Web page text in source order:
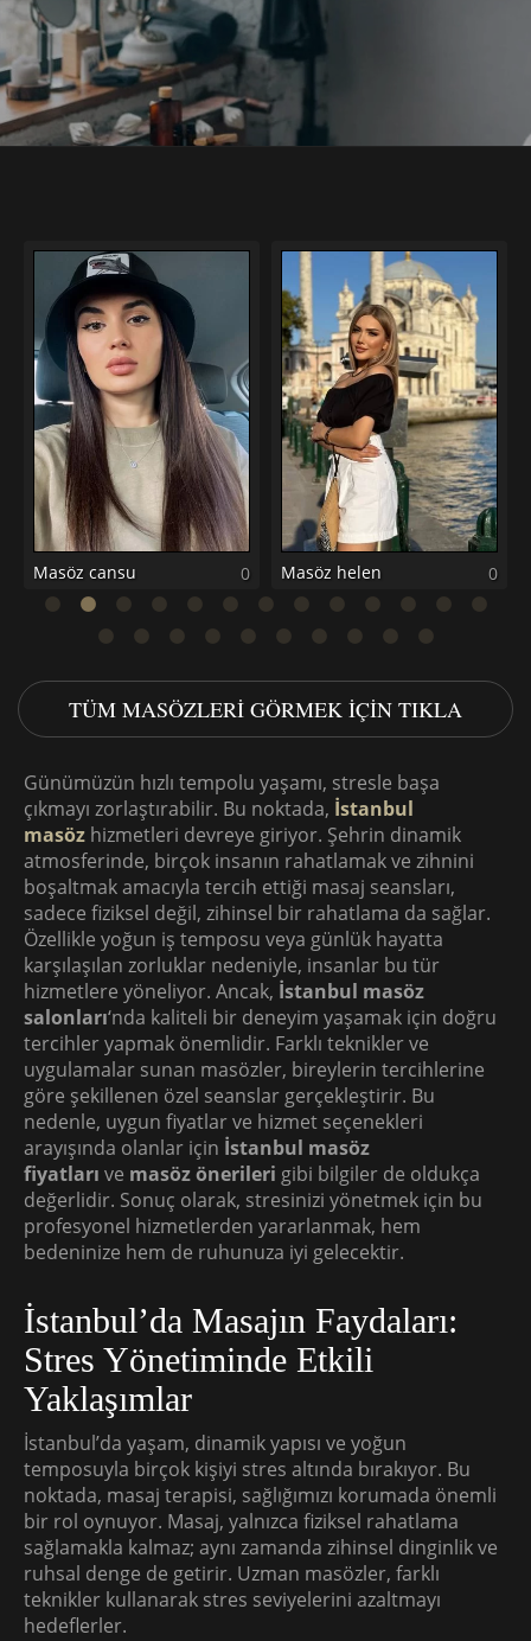
0
Masöz deniz 0 Masöz didem
TÜM MASÖZLERI GÖRMEK IÇIN TIKLA
Günümüzün hızlı tempolu yaşamı, stresle başa
çıkmayı zorlaştırabilir. Bu noktada, İstanbul
masöz hizmetleri devreye giriyor. Şehrin dinamik
atmosferinde, birçok insanın rahatlamak ve zihnini
boşaltmak amacıyla tercih ettiği masaj seansları,
sadece fiziksel değil, zihinsel bir rahatlama da sağlar.
Özellikle yoğun iş temposu veya günlük hayatta
karşılaşılan zorluklar nedeniyle, insanlar bu tür
hizmetlere yöneliyor. Ancak, İstanbul masöz
salonları‘nda kaliteli bir deneyim yaşamak için doğru
tercihler yapmak önemlidir. Farklı teknikler ve
uygulamalar sunan masözler, bireylerin tercihlerine
göre şekillenen özel seanslar gerçekleştirir. Bu
nedenle, uygun fiyatlar ve hizmet seçenekleri
arayışında olanlar için İstanbul masöz
fiyatları ve masöz önerileri gibi bilgiler de oldukça
değerlidir. Sonuç olarak, stresinizi yönetmek için bu
profesyonel hizmetlerden yararlanmak, hem
bedeninize hem de ruhunuza iyi gelecektir.
İstanbul’da Masajın Faydaları:
Stres Yönetiminde Etkili
Yaklaşımlar
İstanbul’da yaşam, dinamik yapısı ve yoğun
temposuyla birçok kişiyi stres altında bırakıyor. Bu
noktada, masaj terapisi, sağlığımızı korumada önemli
bir rol oynuyor. Masaj, yalnızca fiziksel rahatlama
sağlamakla kalmaz; aynı zamanda zihinsel dinginlik ve
ruhsal denge de getirir. Uzman masözler, farklı
teknikler kullanarak stres seviyelerini azaltmayı
hedeflerler.